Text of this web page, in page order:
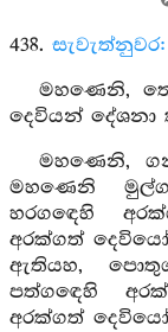
438. සැවැත්නුවර:
මහණෙනි,
දෙවියන්
මහණෙනි,
මහණෙනි
හරගඳෙහි
අරක්ගත්
ඇතියහ,
පත්ගඳෙහි
අරක්ගත්